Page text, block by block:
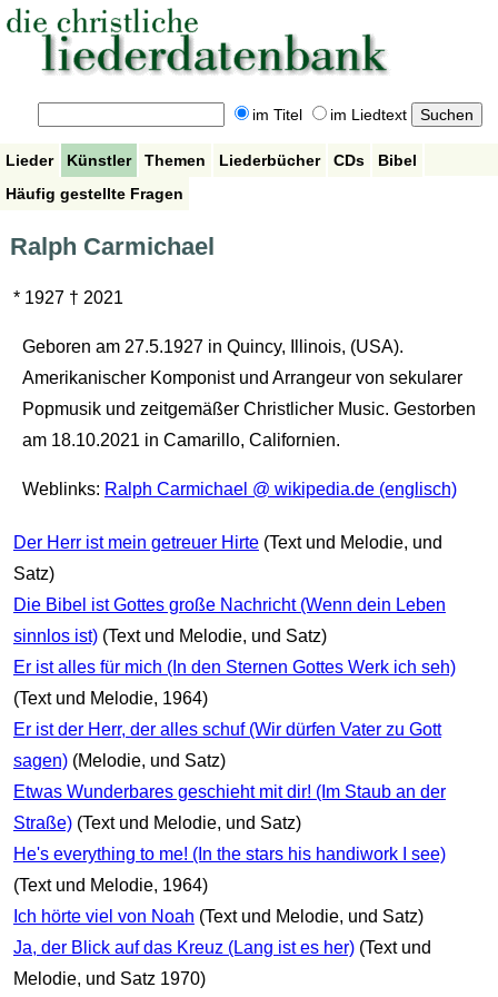
im Titel im Liedtext
Lieder Künstler Themen Liederbücher CDs
Bibel
Häufig gestellte Fragen
Ralph Carmichael
* 1927 † 2021
Geboren am 27.5.1927 in Quincy, Illinois, (USA).
Amerikanischer Komponist und Arrangeur von sekularer
Popmusik und zeitgemäßer Christlicher Music. Gestorben
am 18.10.2021 in Camarillo, Californien.
Weblinks: Ralph Carmichael @ wikipedia.de (englisch)
Der Herr ist mein getreuer Hirte (Text und Melodie, und
Satz)
Die Bibel ist Gottes große Nachricht (Wenn dein Leben
sinnlos ist) (Text und Melodie, und Satz)
Er ist alles für mich (In den Sternen Gottes Werk ich seh)
(Text und Melodie, 1964)
Er ist der Herr, der alles schuf (Wir dürfen Vater zu Gott
sagen) (Melodie, und Satz)
Etwas Wunderbares geschieht mit dir! (Im Staub an der
Straße) (Text und Melodie, und Satz)
He's everything to me! (In the stars his handiwork I see)
(Text und Melodie, 1964)
Ich hörte viel von Noah (Text und Melodie, und Satz)
Ja, der Blick auf das Kreuz (Lang ist es her) (Text und
Melodie, und Satz 1970)